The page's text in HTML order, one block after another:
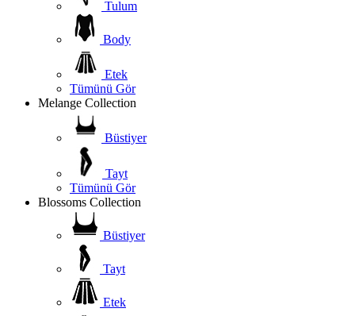
Tulum
Body
Etek
Tümünü Gör
Melange Collection
Büstiyer
Tayt
Tümünü Gör
Blossoms Collection
Büstiyer
Tayt
Etek